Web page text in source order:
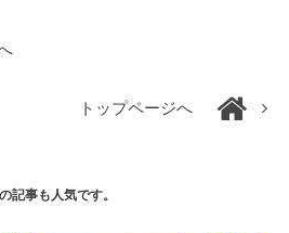
トップページへ
記事も人気です。